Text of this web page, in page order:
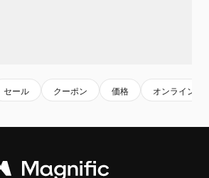
セール クーポン 価格 オンラインシ